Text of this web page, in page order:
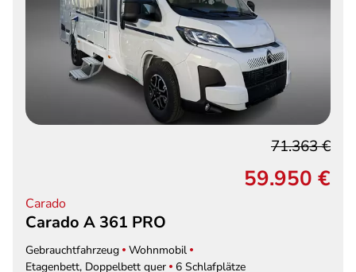
Carado
Carado A 361 PRO
Gebrauchtfahrzeug
Wohnmobil
Etagenbett, Doppelbett quer
6 Schlafplätze
59.950 €
71.363 €